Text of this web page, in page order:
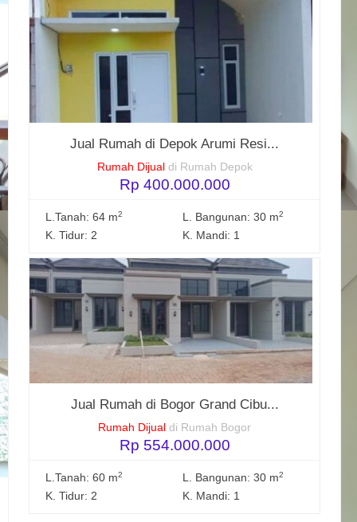
Jual Rumah di Depok Arumi Resi...
Rumah Dijual di Rumah Depok
Rp 400.000.000
L.Tanah: 64 m2 L. Bangunan: 30 m2
K. Tidur: 2 K. Mandi: 1
Jual Rumah di Bogor Grand Cibu...
Rumah Dijual di Rumah Bogor
Rp 554.000.000
L.Tanah: 60 m2 L. Bangunan: 30 m2
K. Tidur: 2 K. Mandi: 1